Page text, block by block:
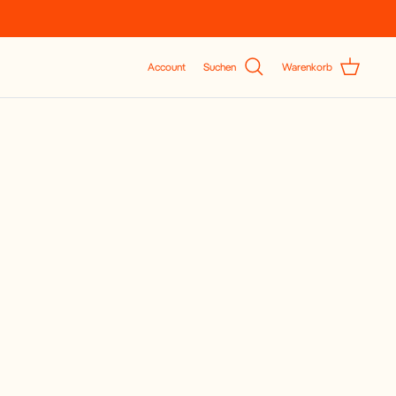
Account Suchen Warenkorb